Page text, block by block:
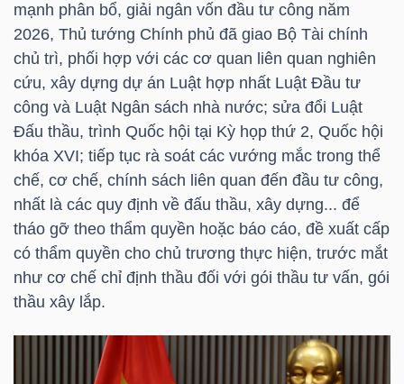
mạnh phân bổ, giải ngân vốn đầu tư công năm
2026, Thủ tướng Chính phủ đã giao Bộ Tài chính
chủ trì, phối hợp với các cơ quan liên quan nghiên
cứu, xây dựng dự án Luật hợp nhất Luật Đầu tư
công và Luật Ngân sách nhà nước; sửa đổi Luật
Đấu thầu, trình Quốc hội tại Kỳ họp thứ 2, Quốc hội
khóa XVI; tiếp tục rà soát các vướng mắc trong thể
chế, cơ chế, chính sách liên quan đến đầu tư công,
nhất là các quy định về đấu thầu, xây dựng... để
tháo gỡ theo thẩm quyền hoặc báo cáo, đề xuất cấp
có thẩm quyền cho chủ trương thực hiện, trước mắt
như cơ chế chỉ định thầu đối với gói thầu tư vấn, gói
thầu xây lắp.
Bài
viết
của
tác
giả
(-)
Báo
cáo
phân